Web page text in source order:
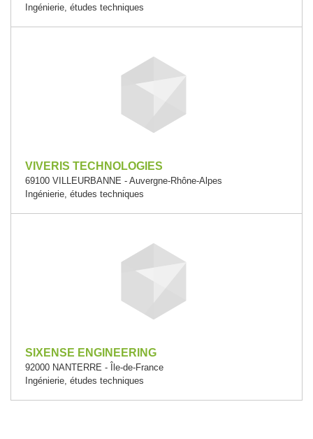
Ingénierie, études techniques
VIVERIS TECHNOLOGIES
69100 VILLEURBANNE - Auvergne-Rhône-Alpes
Ingénierie, études techniques
SIXENSE ENGINEERING
92000 NANTERRE - Île-de-France
Ingénierie, études techniques